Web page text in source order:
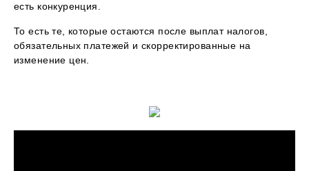
есть конкуренция.
То есть те, которые остаются после выплат налогов,
обязательных платежей и скорректированные на
изменение цен.